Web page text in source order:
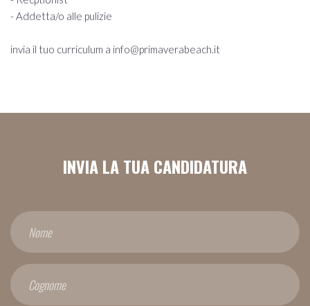
- Addetta/o alle pulizie
invia il tuo curriculum a info@primaverabeach.it
INVIA LA TUA CANDIDATURA